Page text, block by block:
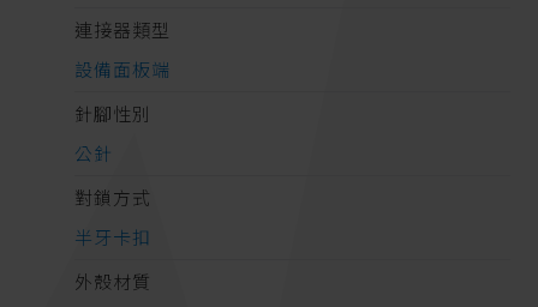
連接器類型
設備面板端
針腳性別
公針
對鎖方式
半牙卡扣
外殼材質